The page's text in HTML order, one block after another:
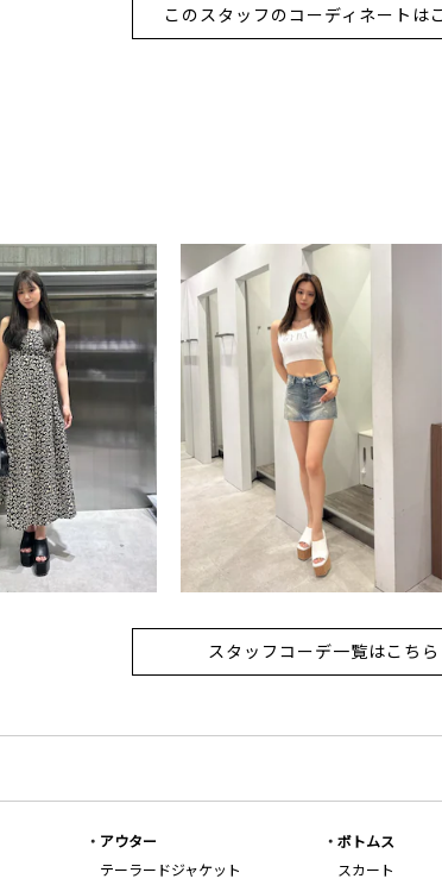
このスタッフのコーディネートは
スタッフコーデ一覧はこちら
アウター
テーラードジャケット
ボトムス
スカート